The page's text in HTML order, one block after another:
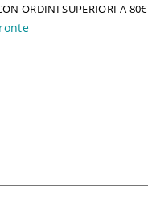
ORDINI SUPERIORI A 80€